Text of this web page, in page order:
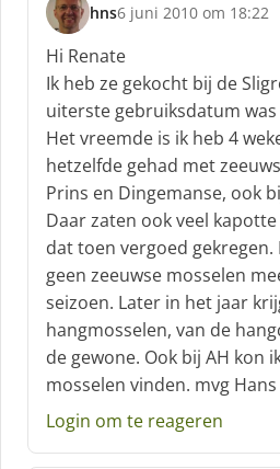
hns
s
c
h
r
e
e
f
:
6 juni 2010 om 18:22
Hi Renate
Ik heb ze gekocht bij de
uiterste gebruiksdatum
Het vreemde is ik heb 4
hetzelfde gehad met
Prins en Dingemanse, ook
Daar zaten ook veel
dat toen vergoed
geen zeeuwse mosselen
seizoen. Later in het jaar
hangmosselen, van de
de gewone. Ook bij AH kon
mosselen vinden. mvg Hans
Login om te reageren